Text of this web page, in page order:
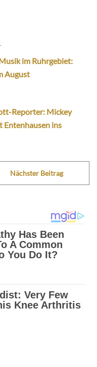
im Ruhrgebiet:
August
Reporter: Mickey
Entenhausen ins
Nächster Beitrag